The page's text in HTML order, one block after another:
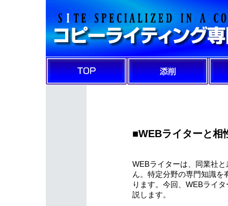
■WEBライターと相
WEBライターは、同業社
ん。特定分野の専門知識を
ります。今回、WEBライ
説します。